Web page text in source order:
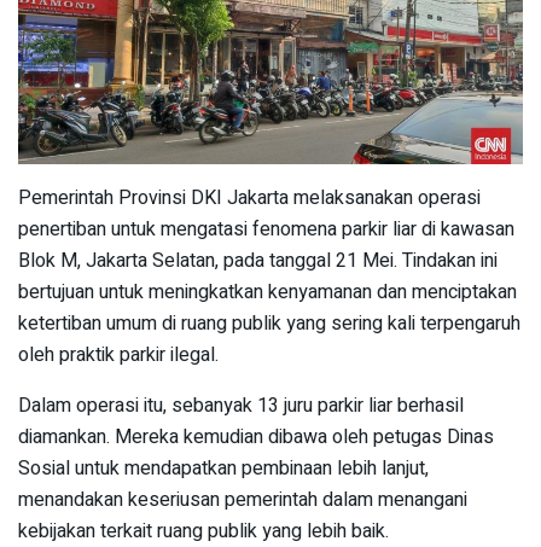
Pemerintah Provinsi DKI Jakarta melaksanakan operasi
penertiban untuk mengatasi fenomena parkir liar di kawasan
Blok M, Jakarta Selatan, pada tanggal 21 Mei. Tindakan ini
bertujuan untuk meningkatkan kenyamanan dan menciptakan
ketertiban umum di ruang publik yang sering kali terpengaruh
oleh praktik parkir ilegal.
Dalam operasi itu, sebanyak 13 juru parkir liar berhasil
diamankan. Mereka kemudian dibawa oleh petugas Dinas
Sosial untuk mendapatkan pembinaan lebih lanjut,
menandakan keseriusan pemerintah dalam menangani
kebijakan terkait ruang publik yang lebih baik.